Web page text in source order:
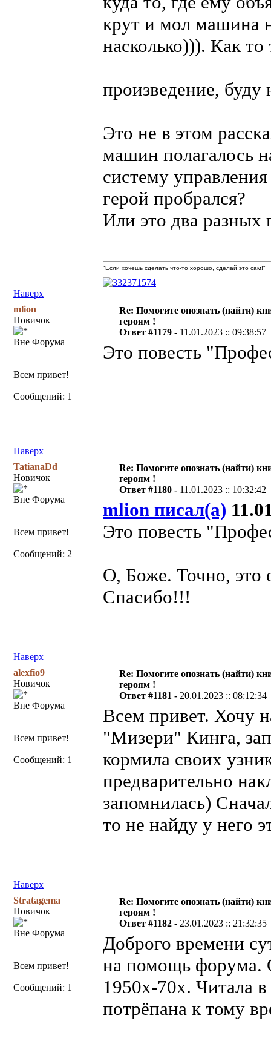
крут и мол машина
насколько))). Как
произведение, буду
Это не в этом
машин полагалось
систему
герой пробрался?
Или это два разных
Наверх
"Если хочешь сделать что-то хорошо, сделай это сам!"
mlion
Новичок
Вне Форума
Всем привет!
Сообщений: 1
Re: Помогите опознать (найти)
героям !
Ответ #1179 - 11.01.2023 :: 09:38:57
Это повесть
Наверх
TatianaDd
Новичок
Вне Форума
Всем привет!
Сообщений: 2
Re: Помогите опознать (найти)
героям !
Ответ #1180 - 11.01.2023 :: 10:32:42
mlion писал(а)
Это повесть
О, Боже. Точно, это
Спасибо!!!
Наверх
alexfio9
Новичок
Вне Форума
Всем привет!
Сообщений: 1
Re: Помогите опознать (найти)
героям !
Ответ #1181 - 20.01.2023 :: 08:12:34
Всем привет. Хочу
"Мизери" Кинга,
кормила своих
предварительно
запомнилась)
то не найду у него
Наверх
Stratagema
Новичок
Вне Форума
Всем привет!
Сообщений: 1
Re: Помогите опознать (найти)
героям !
Ответ #1182 - 23.01.2023 :: 21:32:35
Доброго времени
на помощь форума.
1950х-70х. Читала
потрёпана к тому